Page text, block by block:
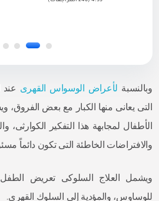
وبالنسبة لأعراض الوسواس القهرى عند
التى يعانى منها الكبار مع بعض الفروق،
الأطفال لمجابهة هذا التفكير الكوارثى،
والافتراضات الخاطئة التى تكون دائماً
ويشمل العلاج السلوكى تعريض الطفل
للوساوس، والمؤدية إلى السلوك القهرى.